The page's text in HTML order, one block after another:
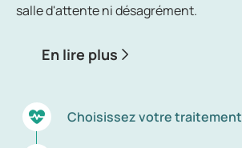
salle d'attente ni désagrément.
En lire plus
Choisissez votre traitement